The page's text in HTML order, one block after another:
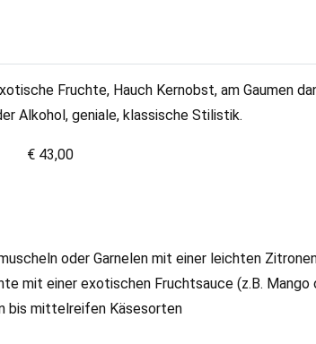
Fruchte, Hauch Kernobst, am Gaumen
Alkohol, geniale, klassische Stilistik.
43,00
oder Garnelen mit einer leichten
mit einer exotischen Fruchtsauce (z.B. Mango
bis mittelreifen Käsesorten